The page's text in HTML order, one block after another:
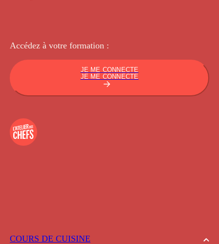
COURS DE CUISINE
Accédez à votre formation :
JE ME CONNECTE
JE ME CONNECTE